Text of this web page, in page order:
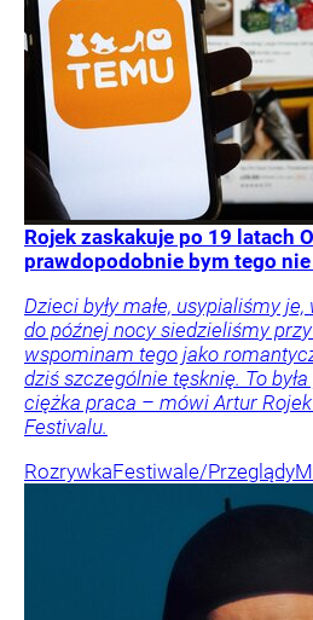
Rojek zaskakuje po 19 latach
prawdopodobnie bym tego nie
Dzieci były małe, usypialiśmy
do późnej nocy siedzieliśmy
wspominam tego jako
dziś szczególnie tęsknię. To
ciężka praca – mówi Artur
Festivalu.
RozrywkaFestiwale/Przeglądy